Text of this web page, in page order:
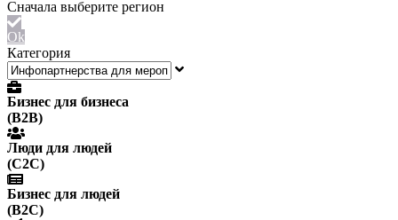
Ok
Категория
Бизнес для бизнеса
(B2B)
Люди для людей
(С2С)
Бизнес для людей
(B2C)